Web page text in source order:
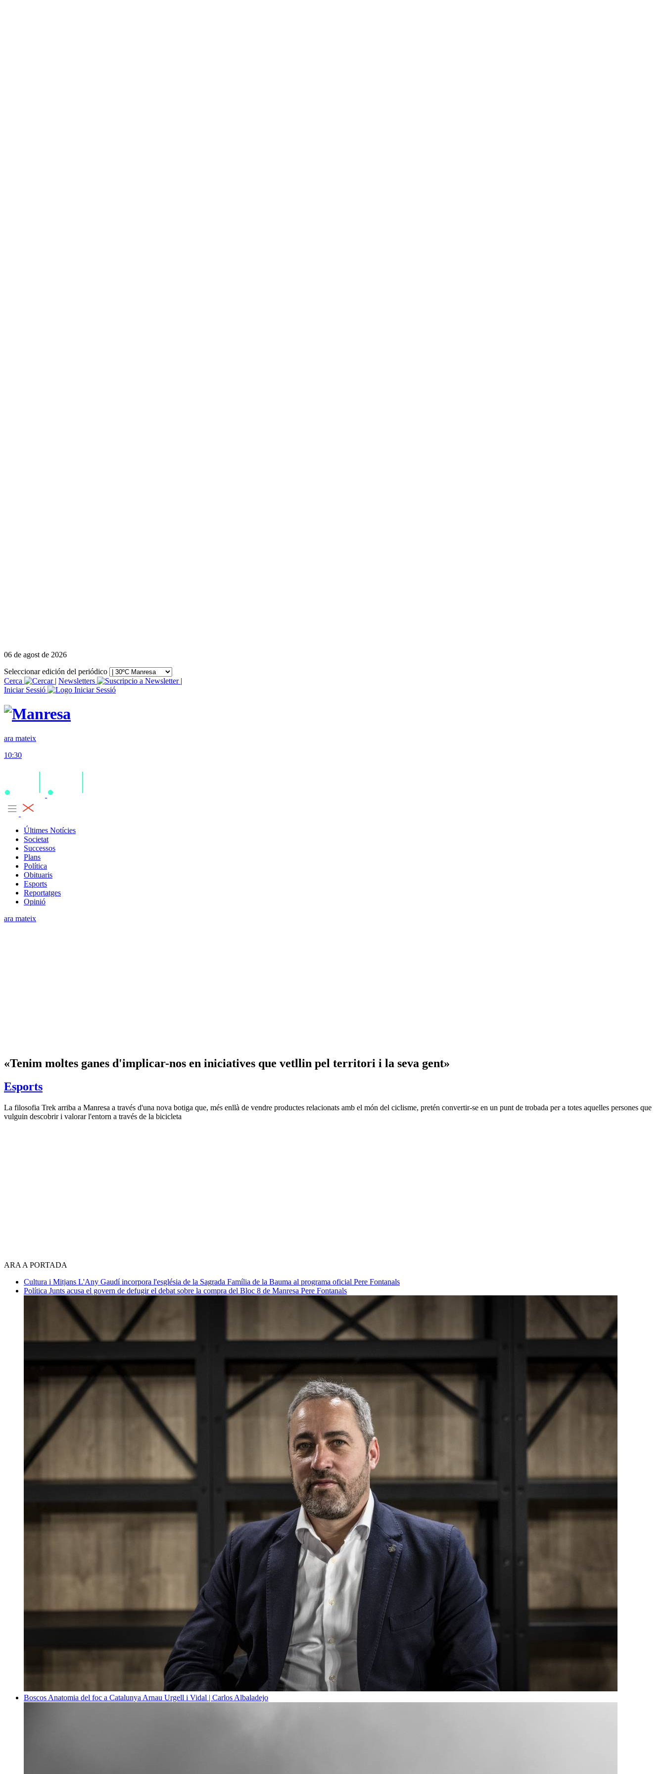
06 de agost de 2026
Seleccionar edición del periódico
Cerca
| Newsletters
|
Iniciar Sessió
ara mateix
10:30
Últimes Notícies
Societat
Successos
Plans
Política
Obituaris
Esports
Reportatges
Opinió
ara mateix
«Tenim moltes ganes d'implicar-nos en iniciatives que vetllin pel territori i la seva gent»
Esports
La filosofia Trek arriba a Manresa a través d'una nova botiga que, més enllà de vendre productes relacionats amb el món del ciclisme, pretén convertir-se en un punt de trobada per a totes aquelles persones que
vulguin descobrir i valorar l'entorn a través de la bicicleta
ARA A PORTADA
Cultura i Mitjans L'Any Gaudí incorpora l'església de la Sagrada Família de la Bauma al programa oficial Pere Fontanals
Política Junts acusa el govern de defugir el debat sobre la compra del Bloc 8 de Manresa Pere Fontanals
Boscos Anatomia del foc a Catalunya Arnau Urgell i Vidal | Carlos Albaladejo